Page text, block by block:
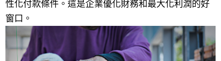
性化付款條件。這是企業優化財務和最大化利潤的好
窗口。